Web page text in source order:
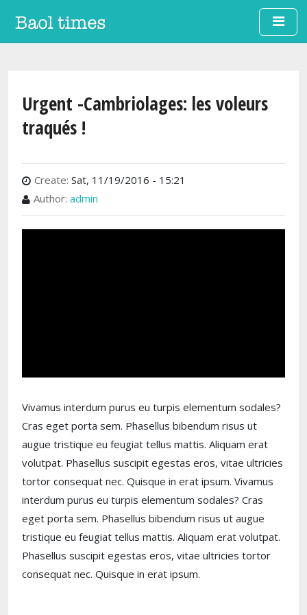
Urgent -Cambriolages: les voleurs
traqués !
Create: Sat, 11/19/2016 - 15:21
Author: admin
Vivamus interdum purus eu turpis elementum sodales?
Cras eget porta sem. Phasellus bibendum risus ut
augue tristique eu feugiat tellus mattis. Aliquam erat
volutpat. Phasellus suscipit egestas eros, vitae ultricies
tortor consequat nec. Quisque in erat ipsum. Vivamus
interdum purus eu turpis elementum sodales? Cras
eget porta sem. Phasellus bibendum risus ut augue
tristique eu feugiat tellus mattis. Aliquam erat volutpat.
Phasellus suscipit egestas eros, vitae ultricies tortor
consequat nec. Quisque in erat ipsum.